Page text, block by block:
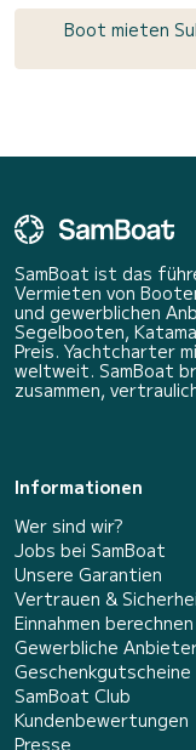
Boot mieten
SamBoat ist das
Vermieten von
und gewerblichen
Segelbooten,
Preis. Yachtcharter
weltweit. SamBoat
zusammen,
Informationen
Wer sind wir?
Jobs bei SamBoat
Unsere Garantien
Vertrauen &
Einnahmen berechnen
Gewerbliche
Geschenkgutscheine
SamBoat Club
Kundenbewertungen
Presse